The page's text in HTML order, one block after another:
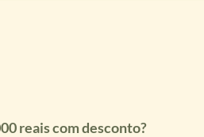
reais com desconto?